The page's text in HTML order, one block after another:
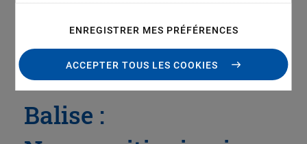
ENREGISTRER MES PRÉFÉRENCES
ACCEPTER TOUS LES COOKIES
Balise :